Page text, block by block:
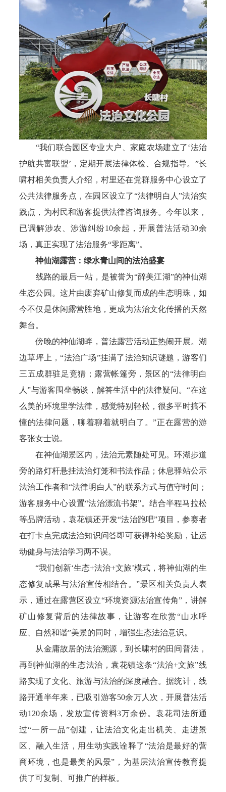
“我们联合园区专业大户、家庭农场建立了‘法治
护航共富联盟’，定期开展法律体检、合规指导。”长
啸村相关负责人介绍，村里还在党群服务中心设立了
公共法律服务点，在园区设立了“法律明白人”法治实
践点，为村民和游客提供法律咨询服务。今年以来，
已调解涉农、涉游纠纷10余起，开展普法活动30余
场，真正实现了法治服务“零距离”。
神仙湖露营：绿水青山间的法治盛宴
线路的最后一站，是被誉为“醉美江湖”的神仙湖
生态公园。这片由废弃矿山修复而成的生态明珠，如
今不仅是休闲露营胜地，更成为法治文化传播的天然
舞台。
傍晚的神仙湖畔，普法露营活动正热闹开展。湖
边草坪上，“法治广场”挂满了法治知识谜题，游客们
三五成群驻足竞猜；露营帐篷旁，景区的“法律明白
人”与游客围坐畅谈，解答生活中的法律疑问。“在这
么美的环境里学法律，感觉特别轻松，很多平时搞不
懂的法律问题，聊着聊着就明白了。”正在露营的游
客张女士说。
在神仙湖景区内，法治元素随处可见。环湖步道
旁的路灯杆悬挂法治灯笼和书法作品；休息驿站公示
法治工作者和“法律明白人”的联系方式与值守时间；
游客服务中心设置“法治漂流书架”。结合半程马拉松
等品牌活动，袁花镇还开发“法治跑吧”项目，参赛者
在打卡点完成法治知识问答即可获得补给奖励，让运
动健身与法治学习两不误。
“我们创新‘生态+法治+文旅’模式，将神仙湖的生
态修复成果与法治宣传相结合。”景区相关负责人表
示，通过在露营区设立“环境资源法治宣传角”，讲解
矿山修复背后的法律故事，让游客在欣赏“山水呼
应、自然和谐”美景的同时，增强生态法治意识。
从金庸故居的法治溯源，到长啸村的田间普法，
再到神仙湖的生态法治，袁花镇这条“法治+文旅”线
路实现了文化、旅游与法治的深度融合。据统计，线
路开通半年来，已吸引游客50余万人次，开展普法活
动120余场，发放宣传资料3万余份。袁花司法所通
过“一所一品”创建，让法治文化走出机关、走进景
区、融入生活，用生动实践诠释了“法治是最好的营
商环境，也是最美的风景”，为基层法治宣传教育提
供了可复制、可推广的样板。